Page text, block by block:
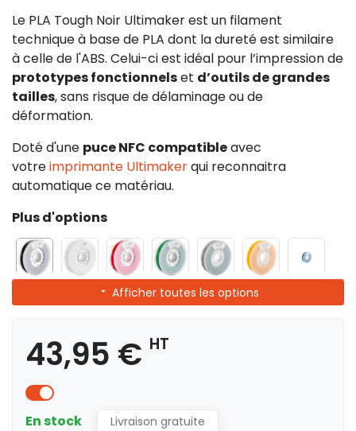
Le PLA Tough Noir Ultimaker est un filament
technique à base de PLA dont la dureté est similaire
à celle de l'ABS. Celui-ci est idéal pour l’impression de
prototypes fonctionnelset d’outils de grandes
tailles, sans risque de délaminage ou de
déformation.
Doté d'une puce NFC compatibleavec
votreimprimante Ultimakerqui reconnaitra
automatique ce matériau.
Plus d'options
Afficher toutes les options
43,95 € HT
En stock
Livraison gratuite